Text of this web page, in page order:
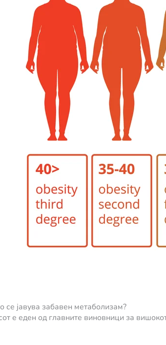
се јавува забавен метаболизам?
е еден од главните виновници за